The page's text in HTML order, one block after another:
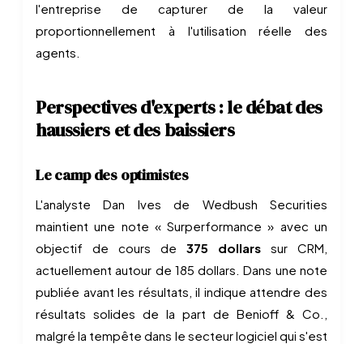
l'entreprise de capturer de la valeur
proportionnellement à l'utilisation réelle des
agents.
Perspectives d'experts : le débat des
haussiers et des baissiers
Le camp des optimistes
L'analyste Dan Ives de Wedbush Securities
maintient une note « Surperformance » avec un
objectif de cours de 375 dollars sur CRM,
actuellement autour de 185 dollars. Dans une note
publiée avant les résultats, il indique attendre des
résultats solides de la part de Benioff & Co.,
malgré la tempête dans le secteur logiciel qui s'est